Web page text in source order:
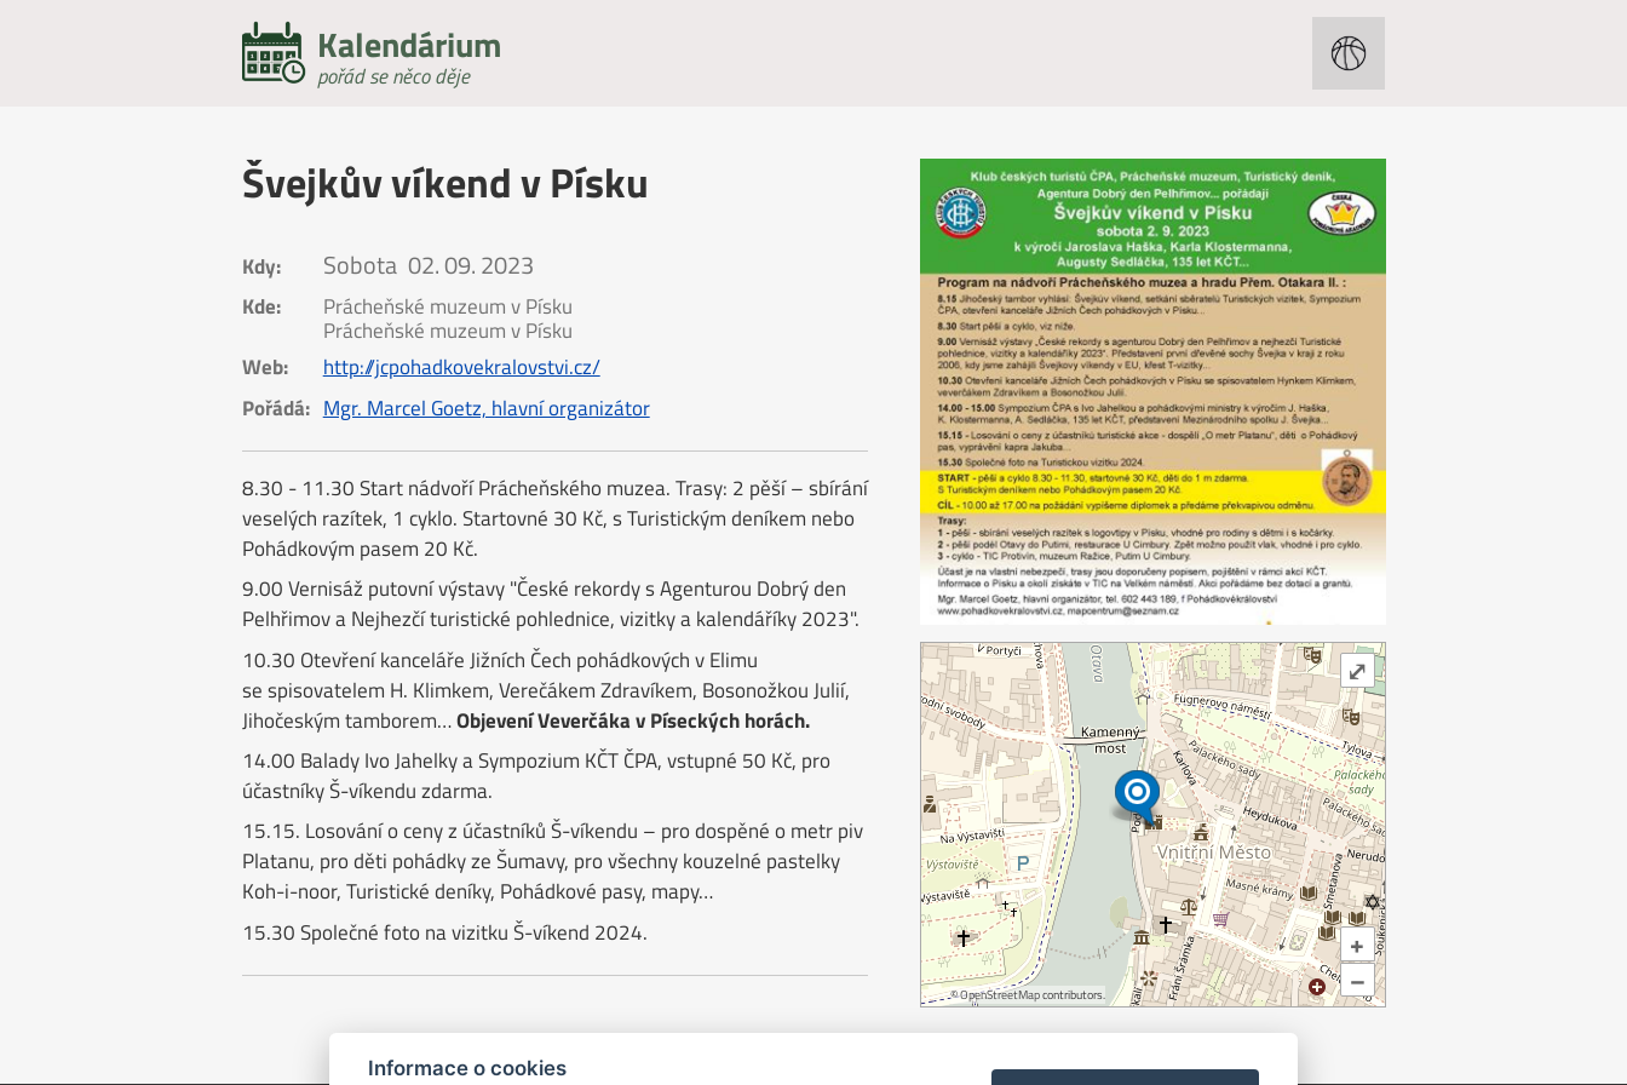
Kalendárium
pořád se něco děje
Švejkův víkend v Písku
Kdy: Sobota 02. 09. 2023
Kde: Prácheňské muzeum v Písku
Prácheňské muzeum v Písku
Web:
http://jcpohadkovekralovstvi.cz/
Pořádá: Mgr. Marcel Goetz, hlavní organizátor
8.30 - 11.30 Start nádvoří Prácheňského muzea. Trasy: 2 pěší – sbírání
veselých razítek, 1 cyklo. Startovné 30 Kč, s Turistickým deníkem nebo
Pohádkovým pasem 20 Kč.
9.00 Vernisáž putovní výstavy "České rekordy s Agenturou Dobrý den
Pelhřimov a Nejhezčí turistické pohlednice, vizitky a kalendáříky 2023".
10.30 Otevření kanceláře Jižních Čech pohádkových v Elimu
se spisovatelem H. Klimkem, Verečákem Zdravíkem, Bosonožkou Julií,
Jihočeským tamborem…Objevení Veverčáka v Píseckých horách.
14.00 Balady Ivo Jahelky a Sympozium KČT ČPA, vstupné 50 Kč, pro
účastníky Š-víkendu zdarma.
15.15. Losování o ceny z účastníků Š-víkendu – pro dospěné o metr piv
Platanu, pro děti pohádky ze Šumavy, pro všechny kouzelné pastelky
Koh-i-noor, Turistické deníky, Pohádkové pasy, mapy…
15.30 Společné foto na vizitku Š-víkend 2024.
+
–
©OpenStreetMapcontributors.
⤢
Informace o cookies